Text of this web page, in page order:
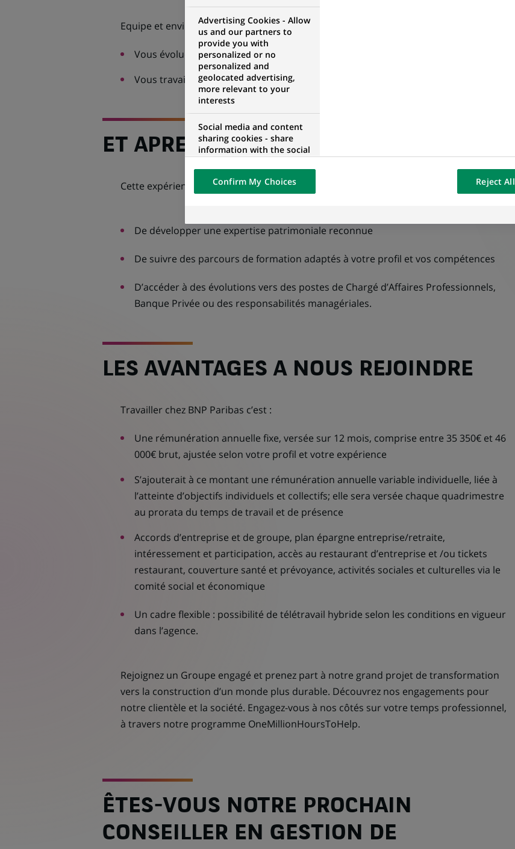
Equipe et environnement :
Vous évoluerez dans une équipe, dans un environnement dynamique et formateur
Vous travaillerez du mardi au samedi
ET APRES ?
Cette expérience vous permettra :
De développer une expertise patrimoniale reconnue
De suivre des parcours de formation adaptés à votre profil et vos compétences
D’accéder à des évolutions vers des postes de Chargé d’Affaires Professionnels,
Banque Privée ou des responsabilités managériales.
LES AVANTAGES A NOUS REJOINDRE
Travailler chez BNP Paribas c’est :
Une rémunération annuelle fixe, versée sur 12 mois, comprise entre 35 350€ et 46
000€ brut, ajustée selon votre profil et votre expérience
S’ajouterait à ce montant une rémunération annuelle variable individuelle, liée à
l’atteinte d’objectifs individuels et collectifs; elle sera versée chaque quadrimestre
au prorata du temps de travail et de présence
Accords d’entreprise et de groupe, plan épargne entreprise/retraite,
intéressement et participation, accès au restaurant d’entreprise et /ou tickets
restaurant, couverture santé et prévoyance, activités sociales et culturelles via le
comité social et économique
Un cadre flexible : possibilité de télétravail hybride selon les conditions en vigueur
dans l’agence.
Rejoignez un Groupe engagé et prenez part à notre grand projet de transformation
vers la construction d’un monde plus durable. Découvrez nos engagements pour
notre clientèle et la société. Engagez-vous à nos côtés sur votre temps professionnel,
à travers notre programme OneMillionHoursToHelp.
ÊTES-VOUS NOTRE PROCHAIN
CONSEILLER EN GESTION DE
Advertising Cookies - Allow
us and our partners to
provide you with
personalized or no
personalized and
geolocated advertising,
more relevant to your
interests
Social media and content
sharing cookies - share
information with the social
networks and propose the
visualization on our website
of the content hosted on a
external website.
Confirm My Choices Reject All